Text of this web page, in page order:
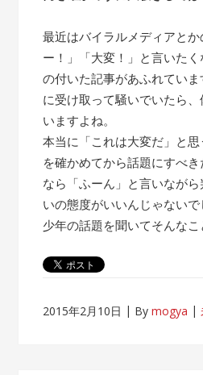
最近はバイラルメディアと
ー！」「大変！」と言いた
の付いた記事があふれてい
に受け取って騒いでいたら
いますよね。
本当に「これは大変だ」と
を確かめてから話題にすべ
なら「ふーん」と言いなが
いの態度がいいんじゃないで
少年の話題を聞いてそんなこ
2015年2月10日 Bymogya